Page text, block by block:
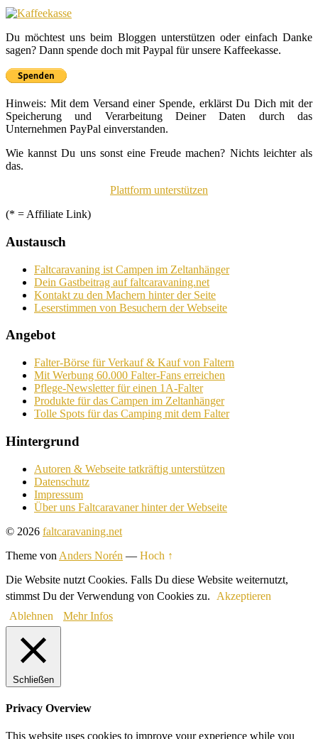
Du möchtest uns beim Bloggen unterstützen oder einfach Danke
sagen? Dann spende doch mit Paypal für unsere Kaffeekasse.
Hinweis: Mit dem Versand einer Spende, erklärst Du Dich mit der
Speicherung und Verarbeitung Deiner Daten durch das
Unternehmen PayPal einverstanden.
Wie kannst Du uns sonst eine Freude machen? Nichts leichter als
das.
Plattform unterstützen
(* = Affiliate Link)
Austausch
Faltcaravaning ist Campen im Zeltanhänger
Dein Gastbeitrag auf faltcaravaning.net
Kontakt zu den Machern hinter der Seite
Leserstimmen von Besuchern der Webseite
Angebot
Falter-Börse für Verkauf & Kauf von Faltern
Mit Werbung 60.000 Falter-Fans erreichen
Pflege-Newsletter für einen 1A-Falter
Produkte für das Campen im Zeltanhänger
Tolle Spots für das Camping mit dem Falter
Hintergrund
Autoren & Webseite tatkräftig unterstützen
Datenschutz
Impressum
Über uns Faltcaravaner hinter der Webseite
© 2026 faltcaravaning.net
Theme von Anders Norén — Hoch ↑
Die Website nutzt Cookies. Falls Du diese Website weiternutzt,
stimmst Du der Verwendung von Cookies zu.
Akzeptieren
Ablehnen
Mehr Infos
Schließen
Privacy Overview
This website uses cookies to improve your experience while you